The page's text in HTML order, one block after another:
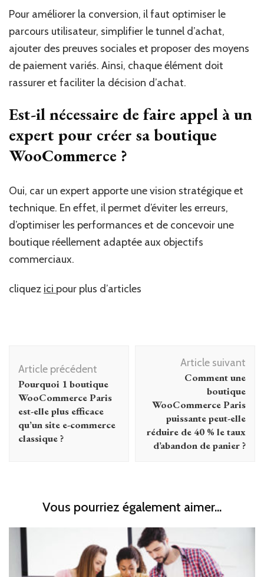
Pour améliorer la conversion, il faut optimiser le
parcours utilisateur, simplifier le tunnel d’achat,
ajouter des preuves sociales et proposer des moyens
de paiement variés. Ainsi, chaque élément doit
rassurer et faciliter la décision d’achat.
Est-il nécessaire de faire appel à un
expert pour créer sa boutique
WooCommerce ?
Oui, car un expert apporte une vision stratégique et
technique. En effet, il permet d’éviter les erreurs,
d’optimiser les performances et de concevoir une
boutique réellement adaptée aux objectifs
commerciaux.
cliquez ici pour plus d’articles
d'article
Article précédent
Pourquoi 1 boutique
WooCommerce Paris
est-elle plus efficace
qu’un site e-commerce
classique ?
Article suivant
Comment une
boutique
WooCommerce Paris
puissante peut-elle
réduire de 40 % le taux
d’abandon de panier ?
Vous pourriez également aimer...